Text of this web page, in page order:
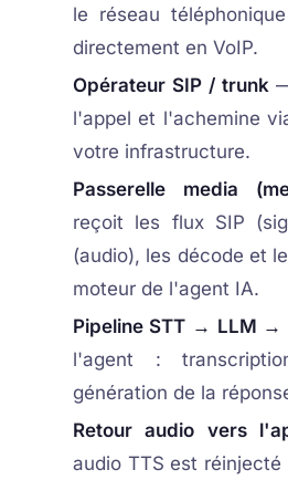
le réseau
directement en VoIP.
Opérateur SIP / trunk—
l'appel et l'achemine
votre infrastructure.
Passerelle media
reçoit les flux SIP
(audio), les décode et
moteur de l'agent IA.
Pipeline STT → LLM →
l'agent :
génération de la
Retour audio vers
audio TTS est réinjecté